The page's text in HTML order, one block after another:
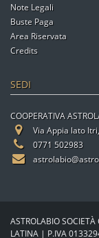
Note Legali
Buste Paga
Area Riservata
Credits
SEDI
COOPERATIVA
Via Appia lato
0771 502983
ASTROLABIO
LATINA | P.IVA